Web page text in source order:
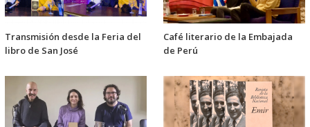
Transmisión desde la Feria del
libro de San José
Café literario de la Embajada
de Perú